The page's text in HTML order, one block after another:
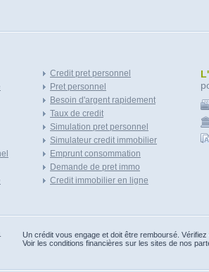
Credit pret personnel
Pret personnel
Besoin d'argent rapidement
Taux de credit
Simulation pret personnel
Simulateur credit immobilier
Emprunt consommation
Demande de pret immo
Credit immobilier en ligne
Un crédit vous engage et doit être remboursé.
Voir les conditions financières sur les sites de nos